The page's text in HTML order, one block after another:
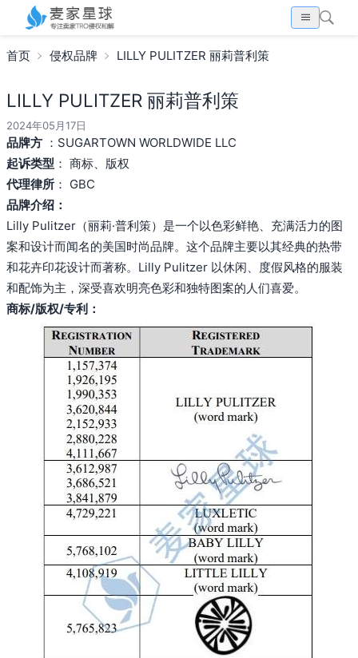
首页 侵权品牌 LILLY PULITZER 丽莉普利策
LILLY PULITZER 丽莉普利策
2024年05月17日
品牌方：SUGARTOWN WORLDWIDE LLC
起诉类型 ： 商标、版权
代理律所： GBC
品牌介绍：
Lilly Pulitzer（丽莉·普利策）是一个以色彩鲜艳、充满活力的图
案和设计而闻名的美国时尚品牌。这个品牌主要以其经典的热带
和花卉印花设计而著称。Lilly Pulitzer 以休闲、度假风格的服装
和配饰为主，深受喜欢明亮色彩和独特图案的人们喜爱。
商标/版权/专利：